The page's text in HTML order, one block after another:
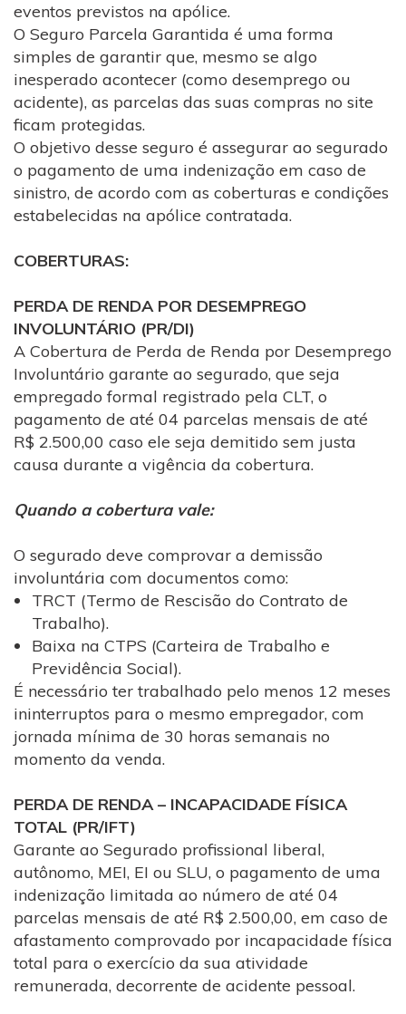
eventos previstos na apólice.
O Seguro Parcela Garantida é uma forma
simples de garantir que, mesmo se algo
inesperado acontecer (como desemprego ou
acidente), as parcelas das suas compras no site
ficam protegidas.
O objetivo desse seguro é assegurar ao segurado
o pagamento de uma indenização em caso de
sinistro, de acordo com as coberturas e condições
estabelecidas na apólice contratada.
COBERTURAS:
PERDA DE RENDA POR DESEMPREGO
INVOLUNTÁRIO (PR/DI)
A Cobertura de Perda de Renda por Desemprego
Involuntário garante ao segurado, que seja
empregado formal registrado pela CLT, o
pagamento de até 04 parcelas mensais de até
R$ 2.500,00 caso ele seja demitido sem justa
causa durante a vigência da cobertura.
Quando a cobertura vale:
O segurado deve comprovar a demissão
involuntária com documentos como:
TRCT (Termo de Rescisão do Contrato de
Trabalho).
Baixa na CTPS (Carteira de Trabalho e
Previdência Social).
É necessário ter trabalhado pelo menos 12 meses
ininterruptos para o mesmo empregador, com
jornada mínima de 30 horas semanais no
momento da venda.
PERDA DE RENDA – INCAPACIDADE FÍSICA
TOTAL (PR/IFT)
Garante ao Segurado profissional liberal,
autônomo, MEI, EI ou SLU, o pagamento de uma
indenização limitada ao número de até 04
parcelas mensais de até R$ 2.500,00, em caso de
afastamento comprovado por incapacidade física
total para o exercício da sua atividade
remunerada, decorrente de acidente pessoal.